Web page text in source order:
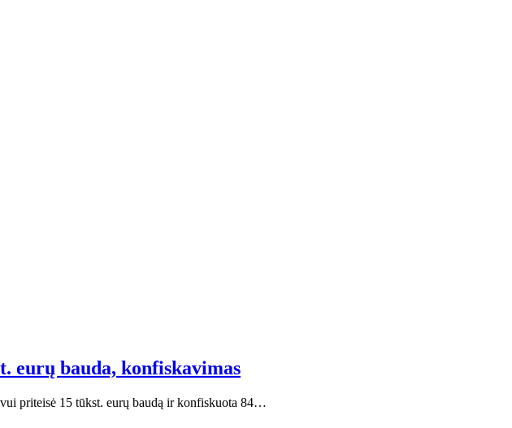
eurų bauda, ​​konfiskavimas
priteisė 15 tūkst. eurų baudą ir konfiskuota 84…